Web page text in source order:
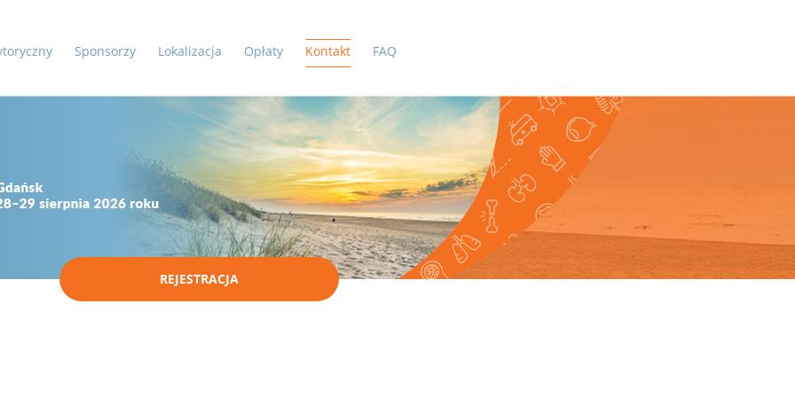
Sponsorzy Lokalizacja Opłaty Kontakt FAQ
REJESTRACJA